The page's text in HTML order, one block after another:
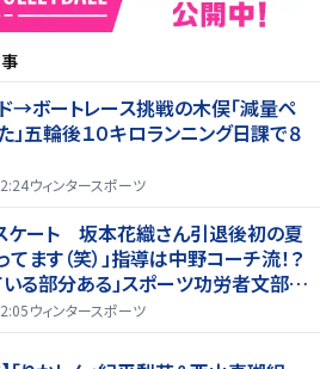
→ボートレース挑戦の木俣「減量ペ
」五輪後１０キロランニング日課で８
ウィンタースポーツ
ケート 坂本花織さん引退後初の夏
てます（笑）」指導は中野コーチ流！？
いる部分ある」スポーツ功労者文部科
表彰式
ウィンタースポーツ